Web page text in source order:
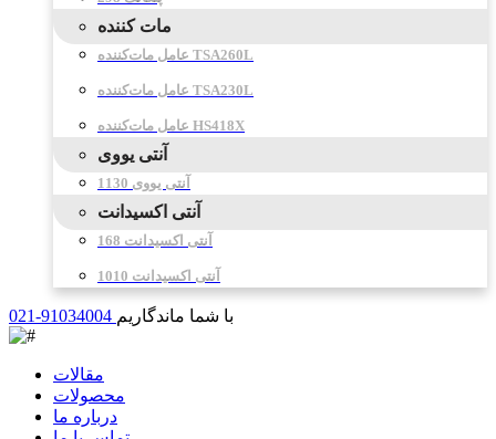
مات کننده
عامل مات‌کننده TSA260L
عامل مات‌کننده TSA230L
عامل مات‌کننده HS418X
آنتی یووی
آنتی یووی 1130
آنتی اکسیدانت
آنتی اکسیدانت 168
آنتی اکسیدانت 1010
021-91034004 با شما ماندگاریم
مقالات
محصولات
درباره ما